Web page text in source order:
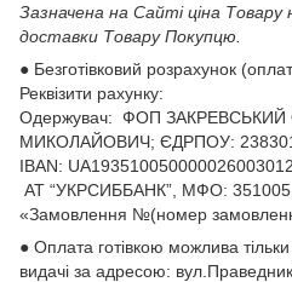
Зазначена на Сайті ціна
доставки Товару Покупцю.
● Безготівковий розрахунок
Реквізити рахунку:
Одержувач: ФОП ЗАКРЕВСЬКИЙ
МИКОЛАЙОВИЧ; ЄДРПОУ:
ІВАN:
АТ “УКРСИББАНК”, МФО:
«Замовлення №(номер
● Оплата готівкою можлива
видачі за адресою: